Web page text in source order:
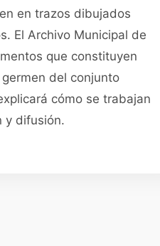
en trazos dibujados
El Archivo Municipal de
que constituyen
del conjunto
cómo se trabajan
y difusión.